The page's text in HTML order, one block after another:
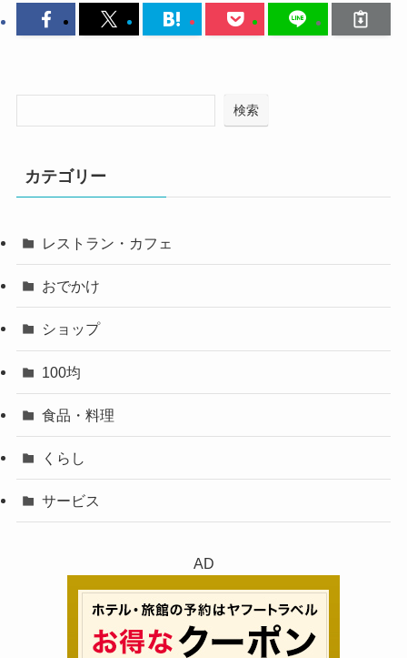
検索
カテゴリー
レストラン・カフェ
おでかけ
ショップ
100均
食品・料理
くらし
サービス
AD